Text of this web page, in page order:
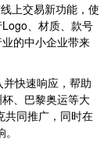
上交易新功能，使
、材质、款号
的中小企业带来
快速响应，帮助
、巴黎奥运等大
共同推广，同时在